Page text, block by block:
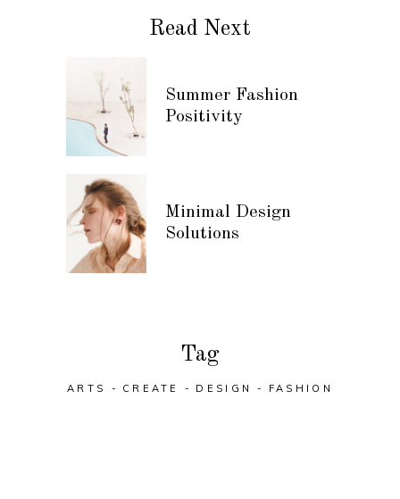
Read Next
Summer Fashion
Positivity
Minimal Design
Solutions
Tag
ARTS CREATE DESIGN FASHION